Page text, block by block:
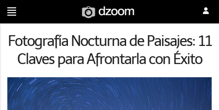
Fotografía Nocturna de Paisajes: 11
Claves para Afrontarla con Éxito